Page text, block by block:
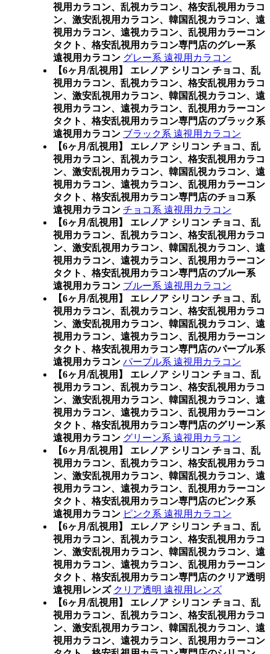
視用カラコン、乱視カラコン、格安乱視用カラコ
ン、激安乱視用カラコン、韓国乱視カラコン、遠
視用カラコン、遠視カラコン、乱視用カラーコン
タクト、格安乱視用カラコン専門店のグレー系
遠視用カラコン グレー系 遠視用カラコン
【6ヶ月/乱視用】 エレノア シリコン チョコ、乱
視用カラコン、乱視カラコン、格安乱視用カラコ
ン、激安乱視用カラコン、韓国乱視カラコン、遠
視用カラコン、遠視カラコン、乱視用カラーコン
タクト、格安乱視用カラコン専門店のブラック系
遠視用カラコン ブラック系 遠視用カラコン
【6ヶ月/乱視用】 エレノア シリコン チョコ、乱
視用カラコン、乱視カラコン、格安乱視用カラコ
ン、激安乱視用カラコン、韓国乱視カラコン、遠
視用カラコン、遠視カラコン、乱視用カラーコン
タクト、格安乱視用カラコン専門店のチョコ系
遠視用カラコン チョコ系 遠視用カラコン
【6ヶ月/乱視用】 エレノア シリコン チョコ、乱
視用カラコン、乱視カラコン、格安乱視用カラコ
ン、激安乱視用カラコン、韓国乱視カラコン、遠
視用カラコン、遠視カラコン、乱視用カラーコン
タクト、格安乱視用カラコン専門店のブルー系
遠視用カラコン ブルー系 遠視用カラコン
【6ヶ月/乱視用】 エレノア シリコン チョコ、乱
視用カラコン、乱視カラコン、格安乱視用カラコ
ン、激安乱視用カラコン、韓国乱視カラコン、遠
視用カラコン、遠視カラコン、乱視用カラーコン
タクト、格安乱視用カラコン専門店のパープル系
遠視用カラコン パープル系 遠視用カラコン
【6ヶ月/乱視用】 エレノア シリコン チョコ、乱
視用カラコン、乱視カラコン、格安乱視用カラコ
ン、激安乱視用カラコン、韓国乱視カラコン、遠
視用カラコン、遠視カラコン、乱視用カラーコン
タクト、格安乱視用カラコン専門店のグリーン系
遠視用カラコン グリーン系 遠視用カラコン
【6ヶ月/乱視用】 エレノア シリコン チョコ、乱
視用カラコン、乱視カラコン、格安乱視用カラコ
ン、激安乱視用カラコン、韓国乱視カラコン、遠
視用カラコン、遠視カラコン、乱視用カラーコン
タクト、格安乱視用カラコン専門店のピンク系
遠視用カラコン ピンク系 遠視用カラコン
【6ヶ月/乱視用】 エレノア シリコン チョコ、乱
視用カラコン、乱視カラコン、格安乱視用カラコ
ン、激安乱視用カラコン、韓国乱視カラコン、遠
視用カラコン、遠視カラコン、乱視用カラーコン
タクト、格安乱視用カラコン専門店のクリア透明
遠視用レンズ クリア透明 遠視用レンズ
【6ヶ月/乱視用】 エレノア シリコン チョコ、乱
視用カラコン、乱視カラコン、格安乱視用カラコ
ン、激安乱視用カラコン、韓国乱視カラコン、遠
視用カラコン、遠視カラコン、乱視用カラーコン